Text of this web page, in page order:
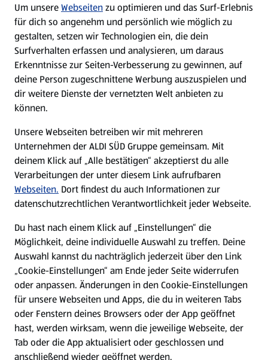
WhatsApp
Über ALDI SÜD
Filialen
Nachhaltigkeit
Karriere
Presse
Hilfe & Kontakt
(öffnet in einem neuen Tab)
Unternehmen
Folge uns hier:
Um unsereWebseitenzu optimieren und das Surf-Erlebnis
für dich so angenehm und persönlich wie möglich zu
gestalten, setzen wir Technologien ein, die dein
Surfverhalten erfassen und analysieren, um daraus
Erkenntnisse zur Seiten-Verbesserung zu gewinnen, auf
deine Person zugeschnittene Werbung auszuspielen und
dir weitere Dienste der vernetzten Welt anbieten zu
können.
Unsere Webseiten betreiben wir mit mehreren
Unternehmen der ALDI SÜD Gruppe gemeinsam. Mit
deinem Klick auf „Alle bestätigen“ akzeptierst du alle
Verarbeitungen der unter diesem Link aufrufbaren
Webseiten. Dort findest du auch Informationen zur
datenschutzrechtlichen Verantwortlichkeit jeder Webseite.
Du hast nach einem Klick auf „Einstellungen“ die
Möglichkeit, deine individuelle Auswahl zu treffen. Deine
Auswahl kannst du nachträglich jederzeit über den Link
„Cookie-Einstellungen“ am Ende jeder Seite widerrufen
oder anpassen. Änderungen in den Cookie-Einstellungen
für unsere Webseiten und Apps, die du in weiteren Tabs
oder Fenstern deines Browsers oder der App geöffnet
hast, werden wirksam, wenn die jeweilige Webseite, der
Tab oder die App aktualisiert oder geschlossen und
anschließend wieder geöffnet werden.